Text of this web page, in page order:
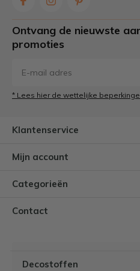
Ontvang de nieuwste
promoties
* Lees hier de wettelijke
Klantenservice
Mijn account
Categorieën
Contact
Decostoffen